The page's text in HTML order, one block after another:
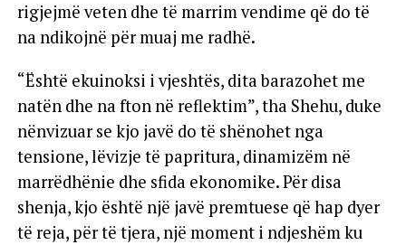
rigjejmë veten dhe të marrim vendime që do të
na ndikojnë për muaj me radhë.
“Është ekuinoksi i vjeshtës, dita barazohet me
natën dhe na fton në reflektim”, tha Shehu, duke
nënvizuar se kjo javë do të shënohet nga
tensione, lëvizje të papritura, dinamizëm në
marrëdhënie dhe sfida ekonomike. Për disa
shenja, kjo është një javë premtuese që hap dyer
të reja, për të tjera, një moment i ndjeshëm ku